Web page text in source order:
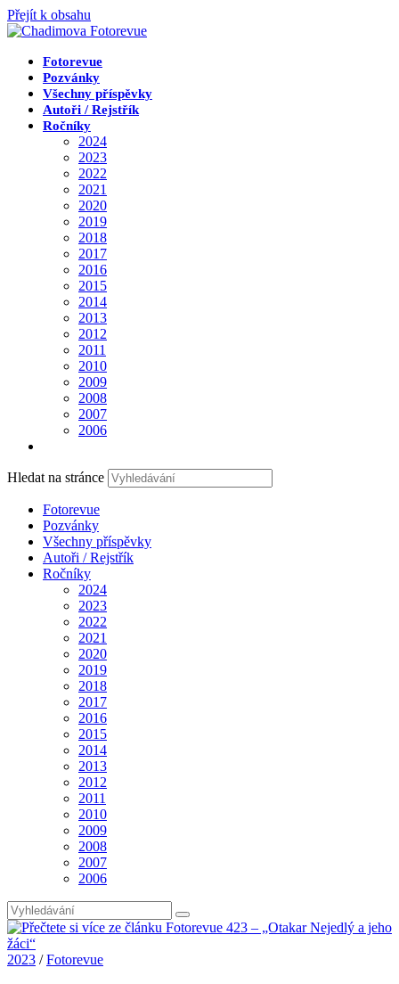
Přejít k obsahu
Fotorevue
Pozvánky
Všechny příspěvky
Autoři / Rejstřík
Ročníky
2024
2023
2022
2021
2020
2019
2018
2017
2016
2015
2014
2013
2012
2011
2010
2009
2008
2007
2006
Hledat na stránce
Fotorevue
Pozvánky
Všechny příspěvky
Autoři / Rejstřík
Ročníky
2024
2023
2022
2021
2020
2019
2018
2017
2016
2015
2014
2013
2012
2011
2010
2009
2008
2007
2006
2023 /Fotorevue